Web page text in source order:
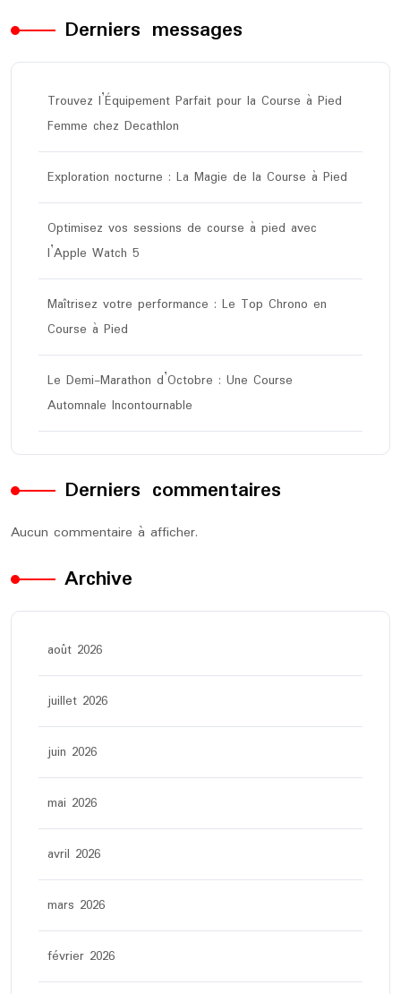
Derniers messages
Trouvez l’Équipement Parfait pour la Course à Pied
Femme chez Decathlon
Exploration nocturne : La Magie de la Course à Pied
Optimisez vos sessions de course à pied avec
l’Apple Watch 5
Maîtrisez votre performance : Le Top Chrono en
Course à Pied
Le Demi-Marathon d’Octobre : Une Course
Automnale Incontournable
Derniers commentaires
Aucun commentaire à afficher.
Archive
août 2026
juillet 2026
juin 2026
mai 2026
avril 2026
mars 2026
février 2026